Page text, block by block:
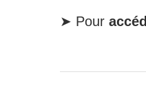
➤ Pour